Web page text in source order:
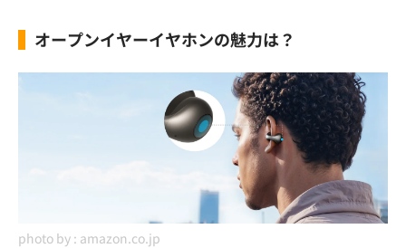
オープンイヤーイヤホンの魅力は？
photo by : amazon.co.jp